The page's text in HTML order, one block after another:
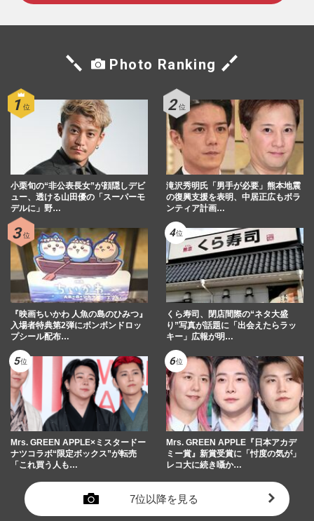
Photo Ranking
小栗旬の“非公表長女”が顔隠しデビ
ュー、透ける山田優の「スーパーモ
デルに」野…
滝沢秀明氏「男手が必要」熊本地震
の復興支援を表明、中居正広もボラ
ンティア計画…
『映画ちいかわ 人魚の島のひみつ』
入場者特典第2弾にボンボンドロッ
プシール配布…
くら寿司、閉店間際の“ネタ大盛
り”写真が話題に「出会えたらラッ
キー」広報が明…
Mrs. GREEN APPLE×ミスタードー
ナツコラボ“限定ボックス”が転売
「これ買う人も…
Mrs. GREEN APPLE『日本アカデ
ミー賞』新賞受賞に「忖度の気が」
レコ大に続き囁か…
7位以降を見る